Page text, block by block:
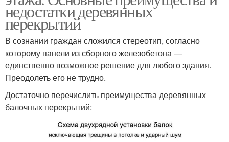
недостатки деревянных
перекрытий
В сознании граждан сложился стереотип, согласно
которому панели из сборного железобетона —
единственно возможное решение для любого здания.
Преодолеть его не трудно.
Достаточно перечислить преимущества деревянных
балочных перекрытий: